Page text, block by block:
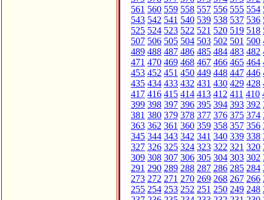
561 560 559 558 557 556 555 554
543 542 541 540 539 538 537 536
525 524 523 522 521 520 519 518
507 506 505 504 503 502 501 500
489 488 487 486 485 484 483 482
471 470 469 468 467 466 465 464
453 452 451 450 449 448 447 446
435 434 433 432 431 430 429 428
417 416 415 414 413 412 411 410
399 398 397 396 395 394 393 392
381 380 379 378 377 376 375 374
363 362 361 360 359 358 357 356
345 344 343 342 341 340 339 338
327 326 325 324 323 322 321 320
309 308 307 306 305 304 303 302
291 290 289 288 287 286 285 284
273 272 271 270 269 268 267 266
255 254 253 252 251 250 249 248